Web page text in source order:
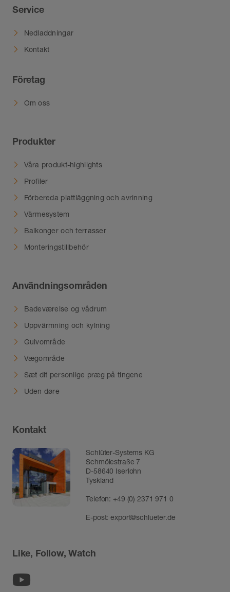
Service
Nedladdningar
Kontakt
Företag
Om oss
Produkter
Våra produkt-highlights
Profiler
Förbereda plattläggning och avrinning
Värmesystem
Balkonger och terrasser
Monteringstillbehör
Användningsområden
Badeværelse og vådrum
Uppvärmning och kylning
Gulvområde
Vægområde
Sæt dit personlige præg på tingene
Uden døre
Kontakt
Schlüter-Systems KG
Schmölestraße 7
D-58640 Iserlohn
Tyskland
Telefon:+49 (0) 2371 971 0
E-post:export@schlueter.de
Like, Follow, Watch